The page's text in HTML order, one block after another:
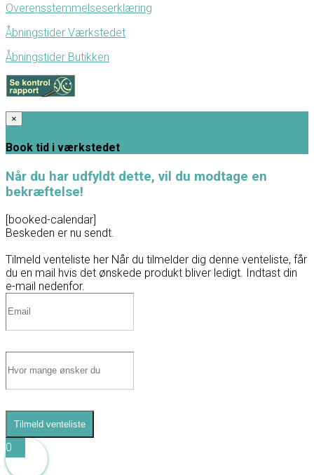
Overensstemmelseserklæring
Åbningstider Værkstedet
Åbningstider Butikken
×
Book tid i værkstedet
Når du har udfyldt dette, vil du modtage en
bekræftelse!
[booked-calendar]
Beskeden er nu sendt.
Tilmeld venteliste her Når du tilmelder dig denne venteliste, får
du en mail hvis det ønskede produkt bliver ledigt. Indtast din
e-mail nedenfor.
Tilmeld venteliste
0